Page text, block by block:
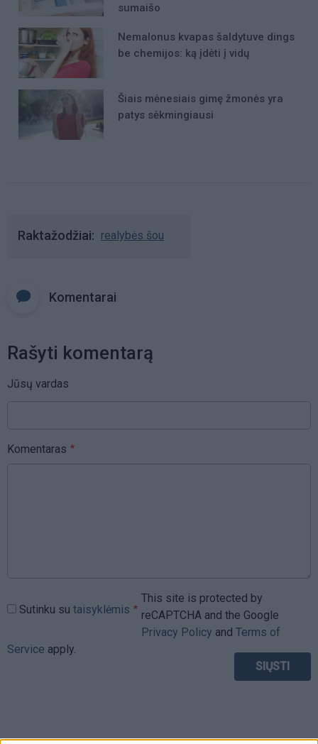
sumaišo
Nemalonus kvapas šaldytuve dings
be chemijos: ką įdėti į vidų
Šiais mėnesiais gimę žmonės yra
patys sėkmingiausi
Raktažodžiai realybės šou
Komentarai
Rašyti komentarą
Jūsų vardas
Komentaras
Sutinku su taisyklėmis
This site is protected by
reCAPTCHA and the Google
Privacy Policy and Terms of
Service apply.